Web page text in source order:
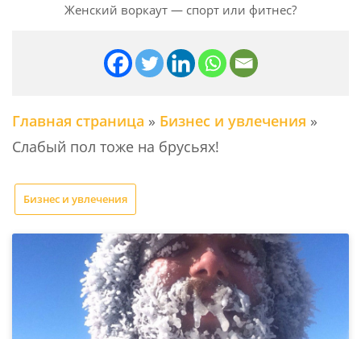
Женский воркаут — спорт или фитнес?
Главная страница » Бизнес и увлечения »
Слабый пол тоже на брусьях!
Бизнес и увлечения